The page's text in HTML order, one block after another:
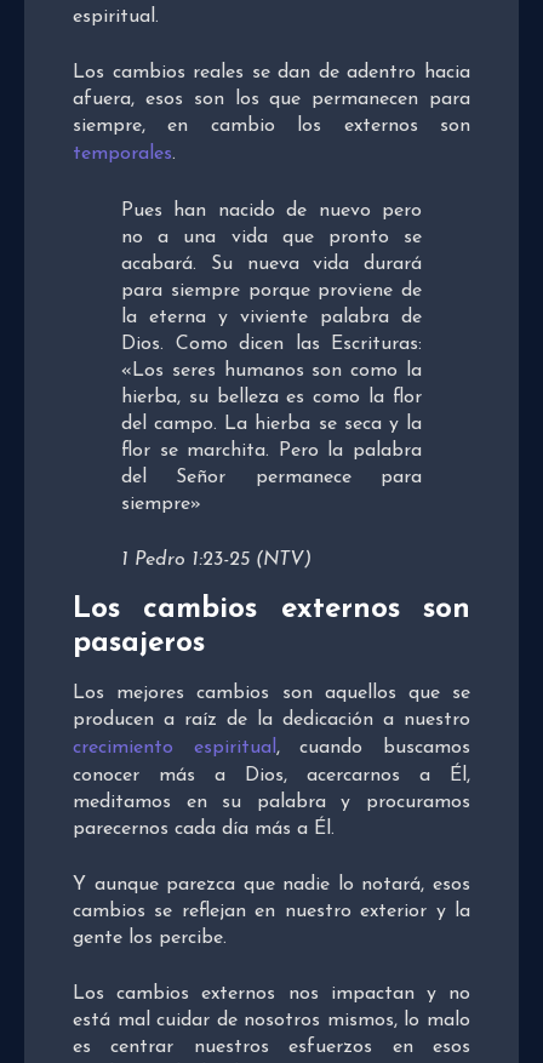
espiritual.
Los cambios reales se dan de adentro hacia
afuera, esos son los que permanecen para
siempre, en cambio los externos son
temporales.
Pues han nacido de nuevo pero
no a una vida que pronto se
acabará. Su nueva vida durará
para siempre porque proviene de
la eterna y viviente palabra de
Dios. Como dicen las Escrituras:
«Los seres humanos son como la
hierba, su belleza es como la flor
del campo. La hierba se seca y la
flor se marchita. Pero la palabra
del Señor permanece para
siempre»
1 Pedro 1:23-25 (NTV)
Los cambios externos son
pasajeros
Los mejores cambios son aquellos que se
producen a raíz de la dedicación a nuestro
crecimiento espiritual , cuando buscamos
conocer más a Dios, acercarnos a Él,
meditamos en su palabra y procuramos
parecernos cada día más a Él.
Y aunque parezca que nadie lo notará, esos
cambios se reflejan en nuestro exterior y la
gente los percibe.
Los cambios externos nos impactan y no
está mal cuidar de nosotros mismos, lo malo
es centrar nuestros esfuerzos en esos